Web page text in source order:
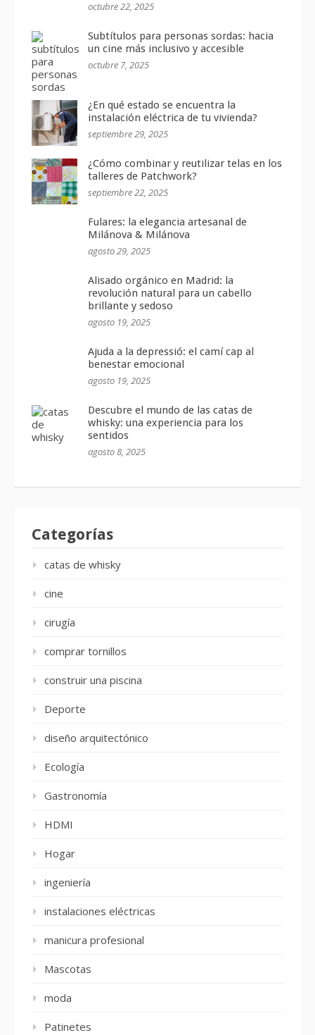
octubre 22, 2025
Subtítulos para personas sordas: hacia
un cine más inclusivo y accesible
octubre 7, 2025
¿En qué estado se encuentra la
instalación eléctrica de tu vivienda?
septiembre 29, 2025
¿Cómo combinar y reutilizar telas en los
talleres de Patchwork?
septiembre 22, 2025
Fulares: la elegancia artesanal de
Milánova & Milánova
agosto 29, 2025
Alisado orgánico en Madrid: la
revolución natural para un cabello
brillante y sedoso
agosto 19, 2025
Ajuda a la depressió: el camí cap al
benestar emocional
agosto 19, 2025
Descubre el mundo de las catas de
whisky: una experiencia para los
sentidos
agosto 8, 2025
Categorías
catas de whisky
cine
cirugía
comprar tornillos
construir una piscina
Deporte
diseño arquitectónico
Ecología
Gastronomía
HDMI
Hogar
ingeniería
instalaciones eléctricas
manicura profesional
Mascotas
moda
Patinetes